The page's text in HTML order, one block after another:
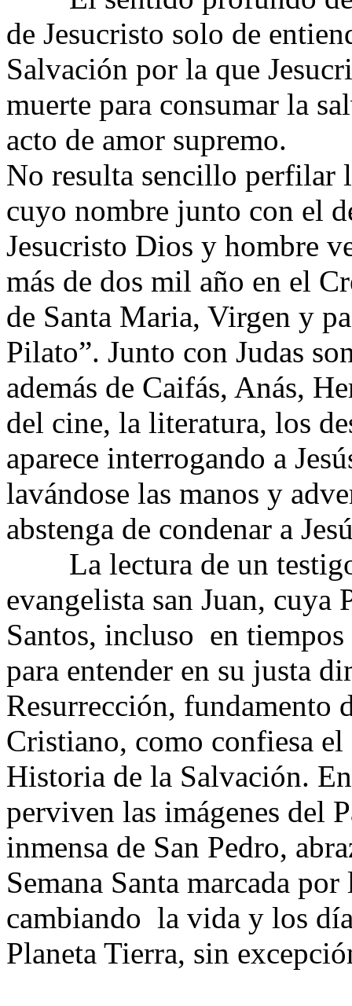
de Jesucristo solo de
Salvación por la que
muerte para consumar la
acto de amor supremo.
No resulta sencillo perfilar
cuyo nombre junto con el
Jesucristo Dios y hombre
más de dos mil año en el
de Santa Maria, Virgen y
Pilato”. Junto con Judas
además de Caifás, Anás,
del cine, la literatura, los
aparece interrogando a
lavándose las manos y
abstenga de condenar a
La lectura de un
evangelista san Juan,
Santos, incluso en
para entender en su justa
Resurrección, fundamento
Cristiano, como confiesa
Historia de la Salvación.
perviven las imágenes del
inmensa de San Pedro,
Semana Santa marcada
cambiando la vida y los
Planeta Tierra, sin